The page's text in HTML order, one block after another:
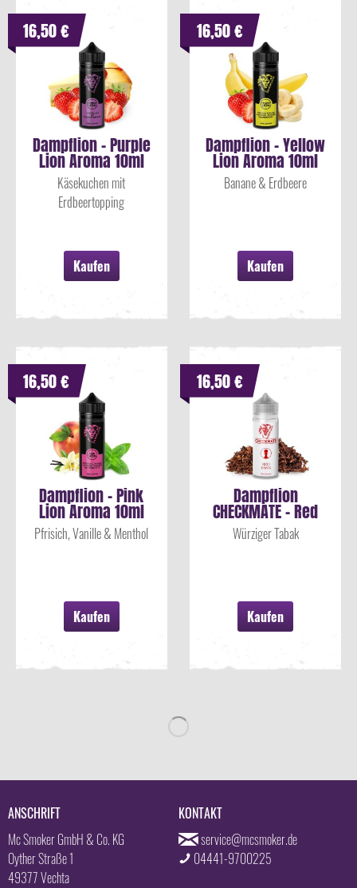
Dampflion - Purple
Lion Aroma 10ml
Käsekuchen mit
Erdbeertopping
Kaufen
16,50 €
Dampflion - Yellow
Lion Aroma 10ml
Banane & Erdbeere
Kaufen
16,50 €
Dampflion - Pink
Lion Aroma 10ml
Pfrisich, Vanille & Menthol
Kaufen
16,50 €
Dampflion
CHECKMATE - Red
Pawn Aroma 10ml
Würziger Tabak
Kaufen
16,50 €
ANSCHRIFT
Mc Smoker GmbH & Co. KG
Oyther Straße 1
49377 Vechta
KONTAKT
service@mcsmoker.de
04441-9700225